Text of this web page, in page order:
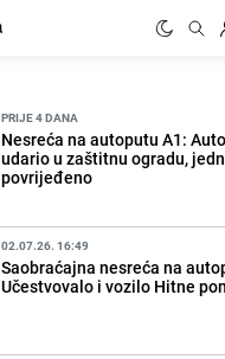
PRIJE 4 DANA
Nesreća na autoputu A1:
udario u zaštitnu ogradu,
povrijeđeno
02.07.26. 16:49
Saobraćajna nesreća na
Učestvovalo i vozilo Hitne